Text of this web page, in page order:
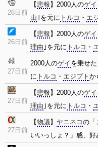
26日前
【悲報 】2000人のゲイ
由 ｣を元に トルコ ・ エ
26日前
【悲報 】2000人のゲイ
理由 ｣を元に トルコ ・
27日前
2000人のゲイ を乗せ
に トルコ ・ エジプト か
27日前
【悲報 】2000人のゲイ
理由 ｣を元に トルコ ・
27日前
【物議】 ヤニネコの「
いいっしょ？」感、